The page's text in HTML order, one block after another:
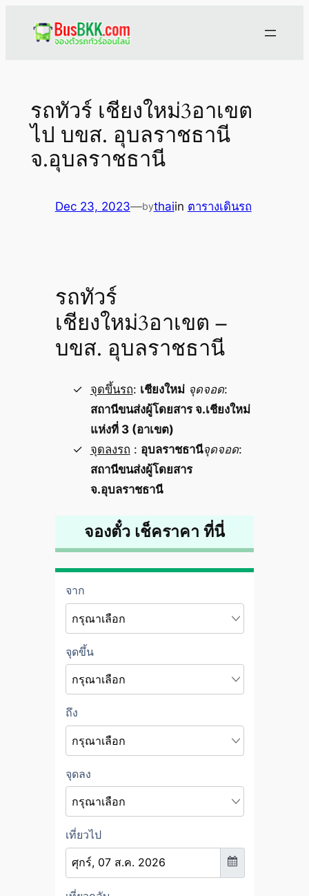
รถทัวร์ เชียงใหม่3อาเขต
ไป บขส. อุบลราชธานี
จ.อุบลราชธานี
Dec 23, 2023—bythaiin ตารางเดินรถ
รถทัวร์
เชียงใหม่3อาเขต –
บขส. อุบลราชธานี
จุดขึ้นรถ: เชียงใหม่ จุดจอด:
สถานีขนส่งผู้โดยสาร จ.เชียงใหม่
แห่งที่ 3 (อาเขต)
จุดลงรถ : อุบลราชธานีจุดจอด:
สถานีขนส่งผู้โดยสาร
จ.อุบลราชธานี
จองตั๋ว เช็คราคา ที่นี่